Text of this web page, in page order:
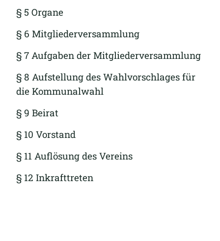
§ 5 Organe
§ 6 Mitgliederversammlung
§ 7 Aufgaben der Mitgliederversammlung
§ 8 Aufstellung des Wahlvorschlages für
die Kommunalwahl
§ 9 Beirat
§ 10 Vorstand
§ 11 Auflösung des Vereins
§ 12 Inkrafttreten